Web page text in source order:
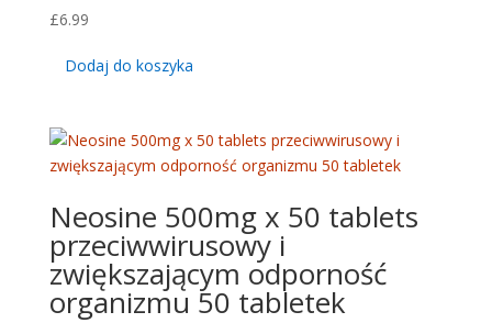
£6.99
Dodaj do koszyka
Neosine 500mg x 50 tablets
przeciwwirusowy i
zwiększającym odporność
organizmu 50 tabletek